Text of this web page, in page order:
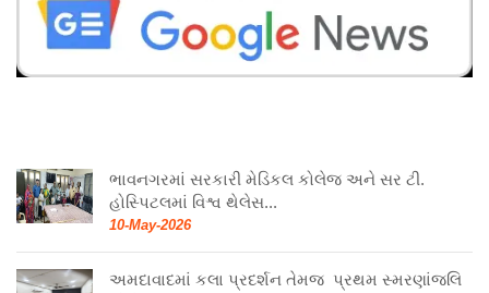
ભાવનગરમાં સરકારી મેડિકલ કોલેજ અને સર ટી.
હોસ્પિટલમાં વિશ્વ થેલેસ...
10-May-2026
અમદાવાદમાં કલા પ્રદર્શન તેમજ પ્રથમ સ્મરણાંજલિ